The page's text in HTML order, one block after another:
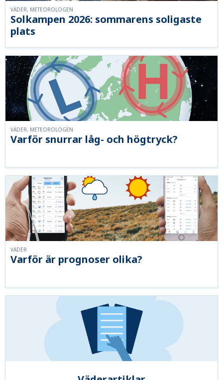
Solkampen 2026: sommarens soligaste
plats
VÄDER, METEOROLOGEN
Varför snurrar låg- och högtryck?
VÄDER, METEOROLOGEN
Varför är prognoser olika?
VÄDER